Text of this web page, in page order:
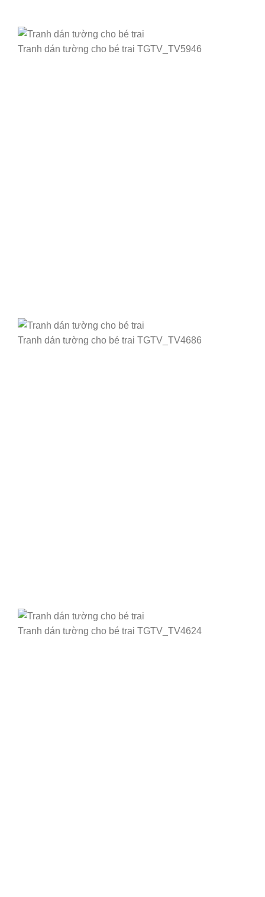
Tranh dán tường cho bé trai TGTV_TV5946
Tranh dán tường cho bé trai TGTV_TV4686
Tranh dán tường cho bé trai TGTV_TV4624